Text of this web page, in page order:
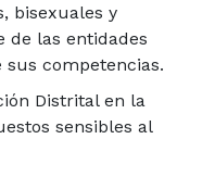
bisexuales y
de las entidades
competencias.
Distrital en la
sensibles al